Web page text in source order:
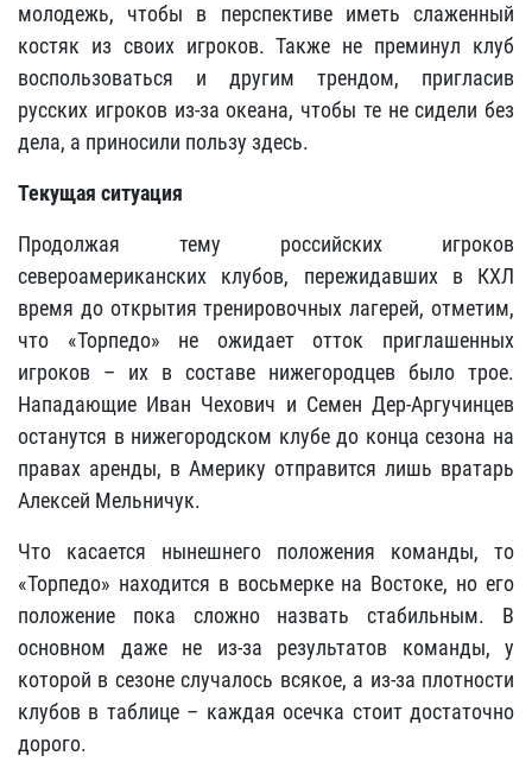
молодежь, чтобы в перспективе иметь слаженный
костяк из своих игроков. Также не преминул клуб
воспользоваться и другим трендом, пригласив
русских игроков из-за океана, чтобы те не сидели без
дела, а приносили пользу здесь.
Текущая ситуация
Продолжая тему российских игроков
североамериканских клубов, пережидавших в КХЛ
время до открытия тренировочных лагерей, отметим,
что «Торпедо» не ожидает отток приглашенных
игроков – их в составе нижегородцев было трое.
Нападающие Иван Чехович и Семен Дер-Аргучинцев
останутся в нижегородском клубе до конца сезона на
правах аренды, в Америку отправится лишь вратарь
Алексей Мельничук.
Что касается нынешнего положения команды, то
«Торпедо» находится в восьмерке на Востоке, но его
положение пока сложно назвать стабильным. В
основном даже не из-за результатов команды, у
которой в сезоне случалось всякое, а из-за плотности
клубов в таблице – каждая осечка стоит достаточно
дорого.